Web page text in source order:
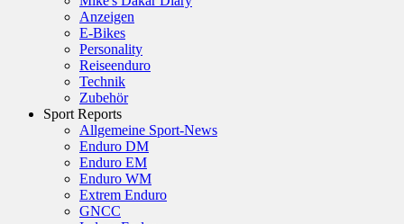
Anzeigen
E-Bikes
Personality
Reiseenduro
Technik
Zubehör
Sport Reports
Allgemeine Sport-News
Enduro DM
Enduro EM
Enduro WM
Extrem Enduro
GNCC